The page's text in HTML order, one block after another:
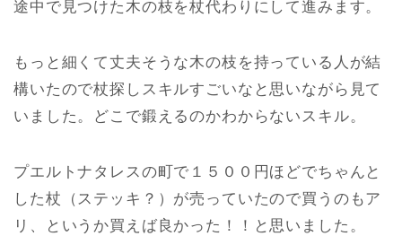
途中で見つけた木の枝を杖代わりにして進みます。
もっと細くて丈夫そうな木の枝を持っている人が結
構いたので杖探しスキルすごいなと思いながら見て
いました。どこで鍛えるのかわからないスキル。
プエルトナタレスの町で１５００円ほどでちゃんと
した杖（ステッキ？）が売っていたので買うのもア
リ、というか買えば良かった！！と思いました。